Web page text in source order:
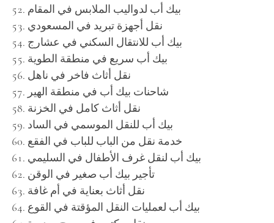
بيك أب لدواليب الملابس في المقام
نقل أجهزة تبريد في المسعودي
بيك أب للانتقال السكني في عشارج
بيك أب سريع في منطقة الطوية
نقل أثاث فاخر في ناهل
شاحنات بيك أب في منطقة الهير
نقل أثاث كامل في الخزنة
بيك أب للنقل الموسمي في الساد
خدمة نقل من الباب للباب في الفقع
بيك أب لنقل غرف الأطفال في السليمي
تأجير بيك أب صغير في الوقن
نقل أثاث بعناية في أم غافة
بيك أب لعمليات النقل المؤقتة في القوع